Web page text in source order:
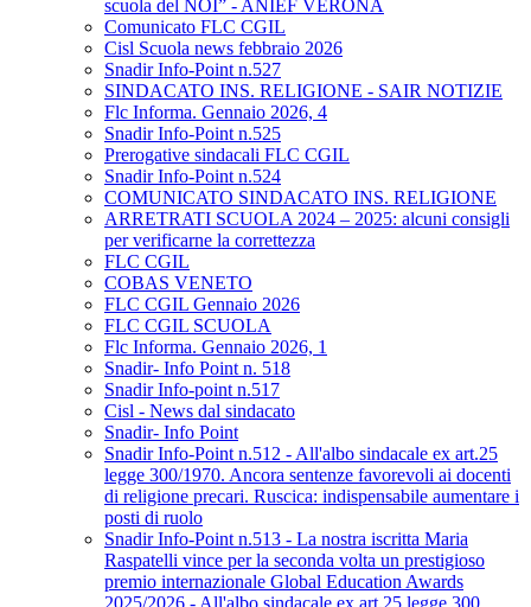
scuola del NOI” - ANIEF VERONA
Comunicato FLC CGIL
Cisl Scuola news febbraio 2026
Snadir Info-Point n.527
SINDACATO INS. RELIGIONE - SAIR NOTIZIE
Flc Informa. Gennaio 2026, 4
Snadir Info-Point n.525
Prerogative sindacali FLC CGIL
Snadir Info-Point n.524
COMUNICATO SINDACATO INS. RELIGIONE
ARRETRATI SCUOLA 2024 – 2025: alcuni consigli
per verificarne la correttezza
FLC CGIL
COBAS VENETO
FLC CGIL Gennaio 2026
FLC CGIL SCUOLA
Flc Informa. Gennaio 2026, 1
Snadir- Info Point n. 518
Snadir Info-point n.517
Cisl - News dal sindacato
Snadir- Info Point
Snadir Info-Point n.512 - All'albo sindacale ex art.25
legge 300/1970. Ancora sentenze favorevoli ai docenti
di religione precari. Ruscica: indispensabile aumentare i
posti di ruolo
Snadir Info-Point n.513 - La nostra iscritta Maria
Raspatelli vince per la seconda volta un prestigioso
premio internazionale Global Education Awards